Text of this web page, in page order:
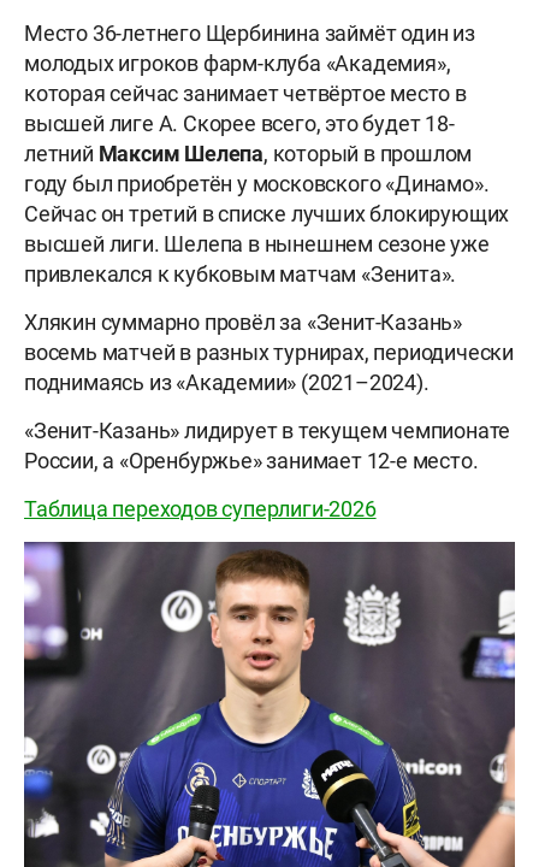
Место 36-летнего Щербинина займёт один из
молодых игроков фарм-клуба «Академия»,
которая сейчас занимает четвёртое место в
высшей лиге А. Скорее всего, это будет 18-
летний Максим Шелепа, который в прошлом
году был приобретён у московского «Динамо».
Сейчас он третий в списке лучших блокирующих
высшей лиги. Шелепа в нынешнем сезоне уже
привлекался к кубковым матчам «Зенита».
Хлякин суммарно провёл за «Зенит-Казань»
восемь матчей в разных турнирах, периодически
поднимаясь из «Академии» (2021–2024).
«Зенит-Казань» лидирует в текущем чемпионате
России, а «Оренбуржье» занимает 12-е место.
Таблица переходов суперлиги-2026